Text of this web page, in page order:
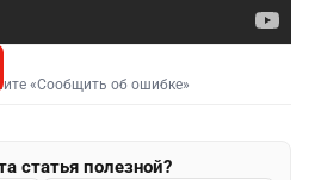
«Сообщить об ошибке»
статья полезной?